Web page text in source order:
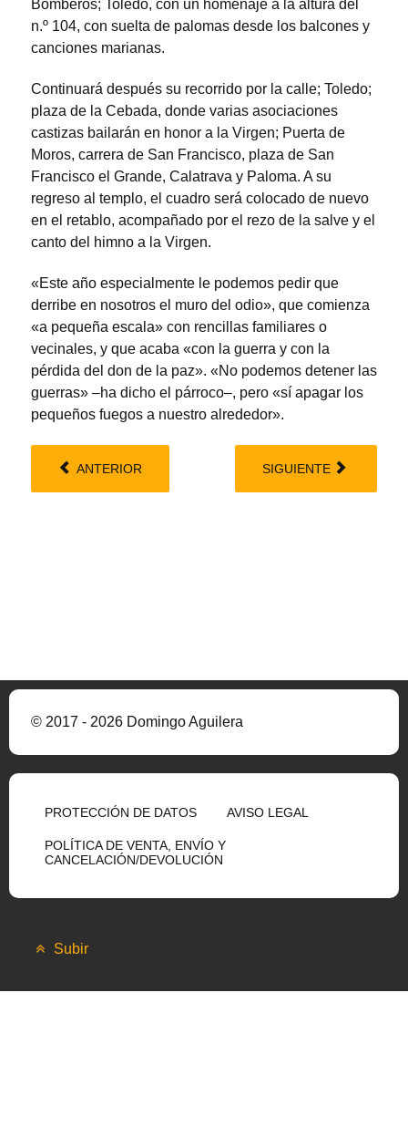
Bomberos; Toledo, con un homenaje a la altura del
n.º 104, con suelta de palomas desde los balcones y
canciones marianas.
Continuará después su recorrido por la calle; Toledo;
plaza de la Cebada, donde varias asociaciones
castizas bailarán en honor a la Virgen; Puerta de
Moros, carrera de San Francisco, plaza de San
Francisco el Grande, Calatrava y Paloma. A su
regreso al templo, el cuadro será colocado de nuevo
en el retablo, acompañado por el rezo de la salve y el
canto del himno a la Virgen.
«Este año especialmente le podemos pedir que
derribe en nosotros el muro del odio», que comienza
«a pequeña escala» con rencillas familiares o
vecinales, y que acaba «con la guerra y con la
pérdida del don de la paz». «No podemos detener las
guerras» –ha dicho el párroco–, pero «sí apagar los
pequeños fuegos a nuestro alrededor».
ANTERIOR SIGUIENTE
© 2017 - 2026 Domingo Aguilera
PROTECCIÓN DE DATOS AVISO LEGAL
POLÍTICA DE VENTA, ENVÍO Y
CANCELACIÓN/DEVOLUCIÓN
Subir